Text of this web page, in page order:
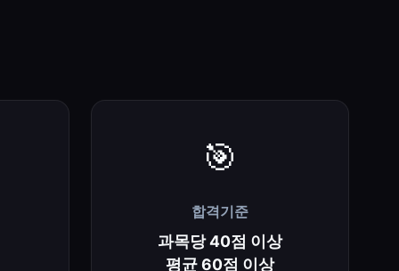
🎯
합격기준
과목당 40점 이상
평균 60점 이상